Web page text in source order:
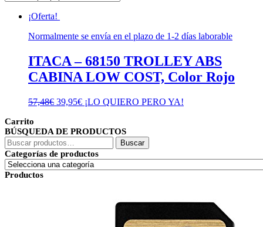
¡Oferta!
Normalmente se envía en el plazo de 1-2 días laborable
ITACA – 68150 TROLLEY ABS
CABINA LOW COST, Color Rojo
57,48€ El
era:
57,48€.
39,95€El
es:
¡LO QUIERO PERO YA!
Carrito
BÚSQUEDA DE PRODUCTOS
Buscar
por:
Buscar
Categorías de productos
Productos